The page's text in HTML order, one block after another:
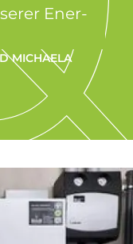
En­er­
MI­CHA­E­LA